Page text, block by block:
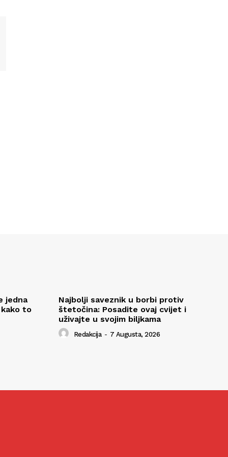
jedna
to
Najbolji saveznik u borbi protiv
štetočina: Posadite ovaj cvijet i
uživajte u svojim biljkama
Redakcija - 7 Augusta, 2026